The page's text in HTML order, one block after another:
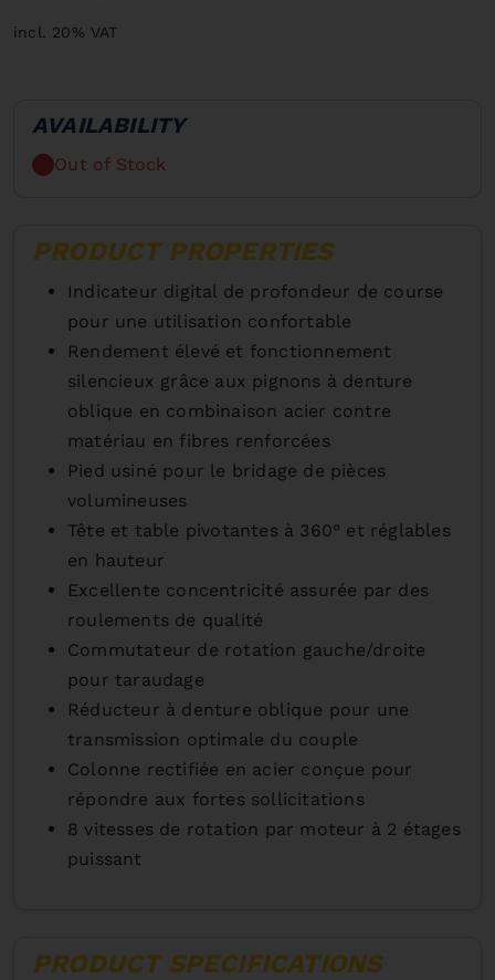
incl. 20% VAT
AVAILABILITY
Out of Stock
PRODUCT PROPERTIES
Indicateur digital de profondeur de course
pour une utilisation confortable
Rendement élevé et fonctionnement
silencieux grâce aux pignons à denture
oblique en combinaison acier contre
matériau en fibres renforcées
Pied usiné pour le bridage de pièces
volumineuses
Tête et table pivotantes à 360° et réglables
en hauteur
Excellente concentricité assurée par des
roulements de qualité
Commutateur de rotation gauche/droite
pour taraudage
Réducteur à denture oblique pour une
transmission optimale du couple
Colonne rectifiée en acier conçue pour
répondre aux fortes sollicitations
8 vitesses de rotation par moteur à 2 étages
puissant
PRODUCT SPECIFICATIONS